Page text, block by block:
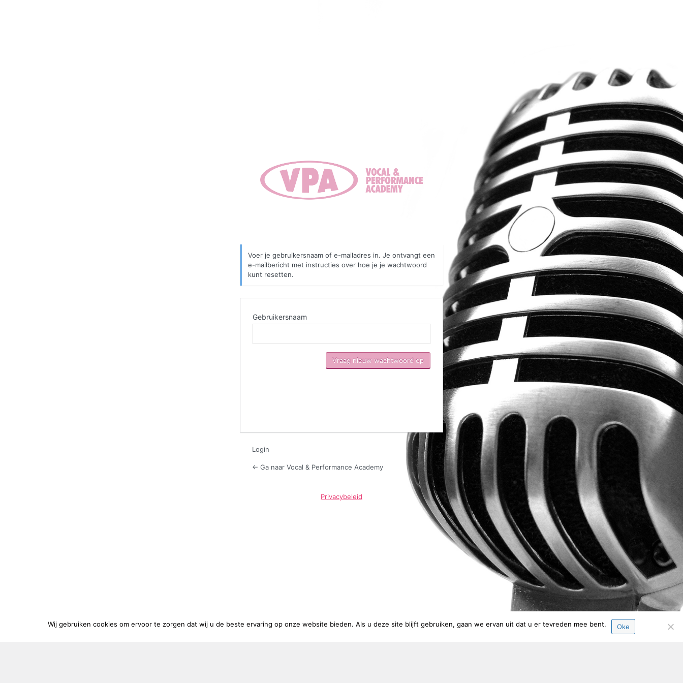
Wachtwoord
kwijt
Voer je gebruikersnaam of e-mailadres in. Je ontvangt een
e-mailbericht met instructies over hoe je je wachtwoord
kunt resetten.
Gebruikersnaam
Login
← Ga naar Vocal & Performance Academy
Privacybeleid
Wij gebruiken cookies om ervoor te zorgen dat wij u de beste ervaring op onze website bieden. Als u deze site blijft gebruiken, gaan we ervan uit dat u er tevreden mee bent. Oke